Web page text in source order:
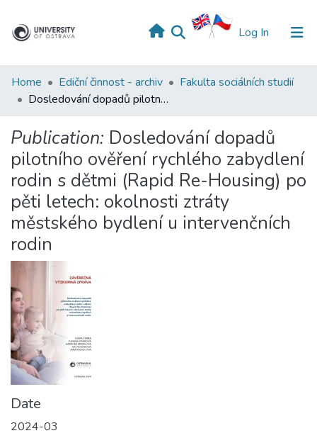
Log In (current)
Home Ediční činnost - archiv
Fakulta sociálních studií
Dosledování dopadů pilotního ověření rychlého zabydlení rodin s dětmi (Rapid Re-Housing) po pěti letech: okolnosti ztráty městského bydlení u intervenčních rodin
Publication: Dosledování dopadů
pilotního ověření rychlého zabydlení
rodin s dětmi (Rapid Re-Housing) po
pěti letech: okolnosti ztráty
městského bydlení u intervenčních
rodin
Date
2024-03